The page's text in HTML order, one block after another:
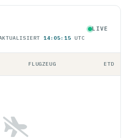
14:05:15 UTC
LIVE
FLUGZEUG ETD